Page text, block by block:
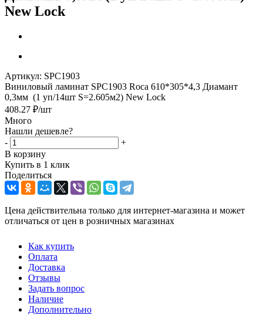
New Lock
Артикул: SPС1903
Виниловый ламинат SPС1903 Roca 610*305*4,3 Диамант
0,3мм (1 уп/14шт S=2.605м2) New Lock
408.27 ₽/шт
Много
Нашли дешевле?
-
+
В корзину
Купить в 1 клик
Поделиться
Цена действительна только для интернет-магазина и может
отличаться от цен в розничных магазинах
Как купить
Оплата
Доставка
Отзывы
Задать вопрос
Наличие
Дополнительно